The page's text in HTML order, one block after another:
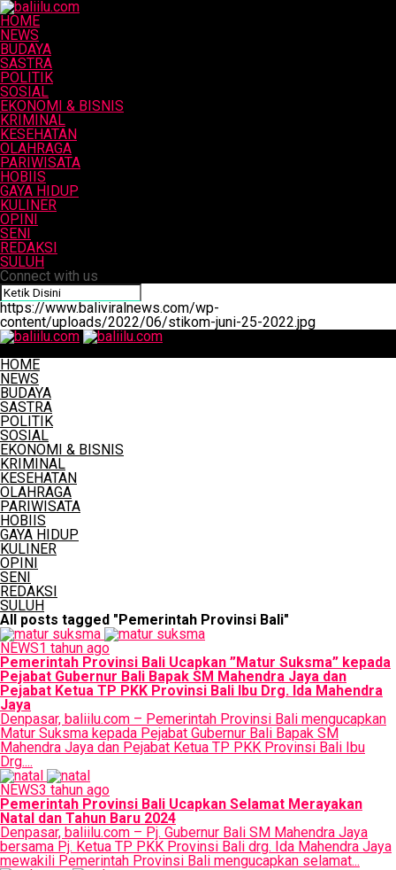
HOME
NEWS
BUDAYA
SASTRA
POLITIK
SOSIAL
EKONOMI & BISNIS
KRIMINAL
KESEHATAN
OLAHRAGA
PARIWISATA
HOBIIS
GAYA HIDUP
KULINER
OPINI
SENI
REDAKSI
SULUH
Connect with us
https://www.baliviralnews.com/wp-
content/uploads/2022/06/stikom-juni-25-2022.jpg
HOME
NEWS
BUDAYA
SASTRA
POLITIK
SOSIAL
EKONOMI & BISNIS
KRIMINAL
KESEHATAN
OLAHRAGA
PARIWISATA
HOBIIS
GAYA HIDUP
KULINER
OPINI
SENI
REDAKSI
SULUH
All posts tagged "Pemerintah Provinsi Bali"
NEWS1 tahun ago
Pemerintah Provinsi Bali Ucapkan ”Matur Suksma” kepada
Pejabat Gubernur Bali Bapak SM Mahendra Jaya dan
Pejabat Ketua TP PKK Provinsi Bali Ibu Drg. Ida Mahendra
Jaya
Denpasar, baliilu.com – Pemerintah Provinsi Bali mengucapkan
Matur Suksma kepada Pejabat Gubernur Bali Bapak SM
Mahendra Jaya dan Pejabat Ketua TP PKK Provinsi Bali Ibu
Drg....
NEWS3 tahun ago
Pemerintah Provinsi Bali Ucapkan Selamat Merayakan
Natal dan Tahun Baru 2024
Denpasar, baliilu.com – Pj. Gubernur Bali SM Mahendra Jaya
bersama Pj. Ketua TP PKK Provinsi Bali drg. Ida Mahendra Jaya
mewakili Pemerintah Provinsi Bali mengucapkan selamat...